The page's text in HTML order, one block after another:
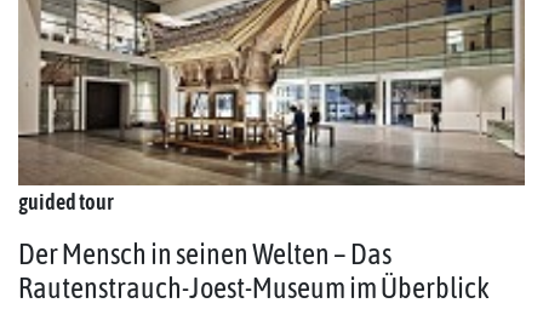
guided tour
Der Mensch in seinen Welten – Das
Rautenstrauch-Joest-Museum im Überblick